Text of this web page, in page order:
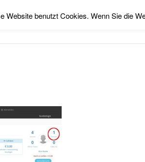
Website benutzt Cookies. Wenn Sie die